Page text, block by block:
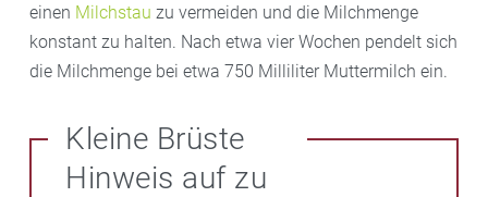
einen Milchstau zu vermeiden und die Milchmenge
konstant zu halten. Nach etwa vier Wochen pendelt sich
die Milchmenge bei etwa 750 Milliliter Muttermilch ein.
Kleine Brüste
Hinweis auf zu